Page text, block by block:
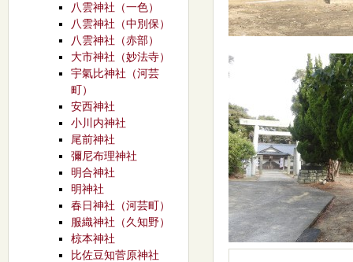
八雲神社（一色）
八雲神社（中別保）
八雲神社（赤部）
大市神社（妙法寺）
宇氣比神社（河芸
町）
安西神社
小川内神社
尾前神社
彌尼布理神社
明合神社
明神社
春日神社（河芸町）
服織神社（久知野）
椋本神社
比佐豆知菅原神社